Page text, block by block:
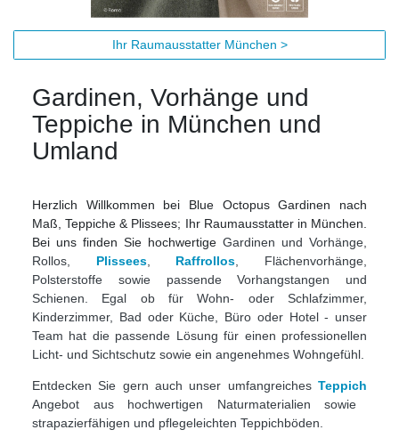
Ihr Raumausstatter München >
Gardinen, Vorhänge und
Teppiche in München und
Umland
Herzlich Willkommen bei Blue Octopus Gardinen nach
Maß, Teppiche & Plissees; Ihr Raumausstatter in München.
Bei uns finden Sie hochwertige Gardinen und Vorhänge,
Rollos, Plissees, Raffrollos , Flächenvorhänge,
Polsterstoffe sowie passende Vorhangstangen und
Schienen. Egal ob für Wohn- oder Schlafzimmer,
Kinderzimmer, Bad oder Küche, Büro oder Hotel - unser
Team hat die passende Lösung für einen professionellen
Licht- und Sichtschutz sowie ein angenehmes Wohngefühl.
Entdecken Sie gern auch unser umfangreiches Teppich
Angebot aus hochwertigen Naturmaterialien sowie
strapazierfähigen und pflegeleichten Teppichböden.